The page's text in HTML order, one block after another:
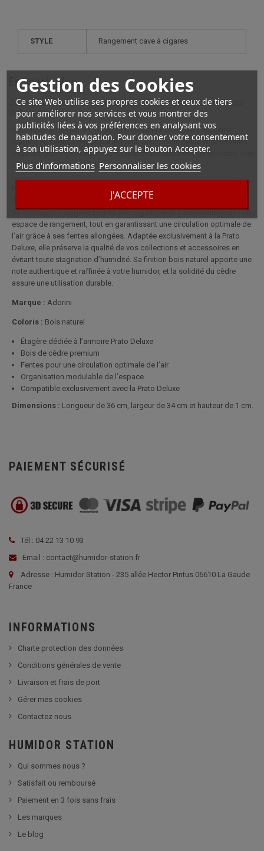
Gestion des Cookies
Ce site Web utilise ses propres cookies et ceux de tiers
pour améliorer nos services et vous montrer des
publicités liées à vos préférences en analysant vos
habitudes de navigation. Pour donner votre consentement
à son utilisation, appuyez sur le bouton Accepter.
Plus d'informations Personnaliser les cookies
J'ACCEPTE
STYLE rangement cave à cigares
En savoir plus
Description complète pour Étagère en cèdre pour armoire Prato
Deluxe Adorini
Optimisez le rangement de votre armoire Prato Deluxe avec cette
étagère en cèdre, conçue par Adorini. Son design épuré et ses fentes
assurent une organisation modulable et une circulation d’air idéale, tout
en préservant la qualité de vos accessoires.
étagère en cèdre signée Adorini allie élégance naturelle et robustesse.
Sa conception soignée permet une organisation personnalisée de votre
espace de rangement, tout en garantissant une circulation optimale de
l’air grâce à ses fentes allongées. Adaptée exclusivement à la Prato
Deluxe, elle préserve la qualité de vos collections et accessoires en
évitant toute stagnation d’humidité. Sa finition bois naturel apporte une
note authentique et raffinée à votre humidor, et la solidité du cèdre
assure une utilisation durable.
Marque : Adorini
Coloris : Bois naturel
Étagère dédiée à l’armoire Prato Deluxe
Bois de cèdre premium
Fentes pour une circulation optimale de l’air
Organisation modulable de l’espace
Compatible exclusivement avec la Prato Deluxe
Dimensions : Longueur de 36 cm, largeur de 34 cm et hauteur de 1 cm.
PAIEMENT SÉCURISÉ
Tél : 04 22 13 10 93
Email : contact@humidor-station.fr
Adresse : Humidor Station - 235 allée Hector Pintus 06610 La Gaude
France
INFORMATIONS
Charte protection des données
Conditions générales de vente
Livraison et frais de port
Gérer mes cookies
Contactez nous
HUMIDOR STATION
Qui sommes nous ?
Satisfait ou remboursé
Paiement en 3 fois sans frais
Les marques
Le blog